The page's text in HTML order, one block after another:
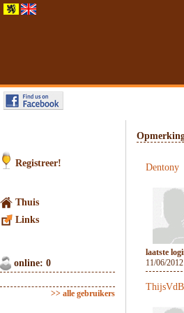
Registreer!
Thuis
Links
online: 0
>> alle gebruikers
Dentony
laatste
11/06/
ThijsVdB